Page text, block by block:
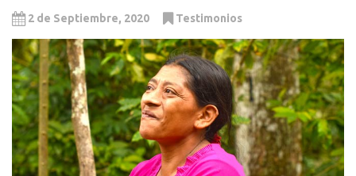
2 de Septiembre, 2020 Testimonios